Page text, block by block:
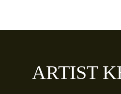
ARTIST